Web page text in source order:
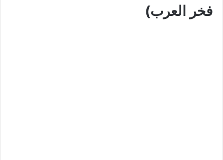
فخر العرب)